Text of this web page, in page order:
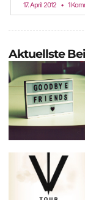
17. April 2012 1
Aktuellste